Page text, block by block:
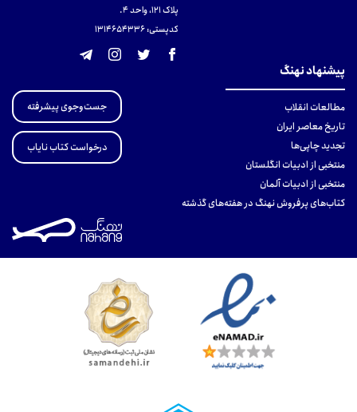
پلاک 121، واحد ۴.
کدپستی: 131465433۶
پیشنهاد نهنگ
مطالعات انقلاب
تاریخ معاصر ایران
تجدید چاپی‌ها
منتخبی از ادبیات انگلستان
منتخبی از ادبیات آلمان
کتاب‌های پرفروش نهنگ در هفته‌های گذشته
جست‌وجوی پیشرفته
درخواست کتاب نایاب